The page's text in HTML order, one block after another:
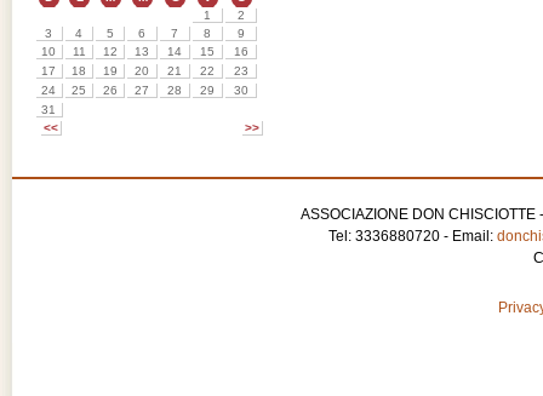
ASSOCIAZIONE DON
Tel: 3336880720 - Email: